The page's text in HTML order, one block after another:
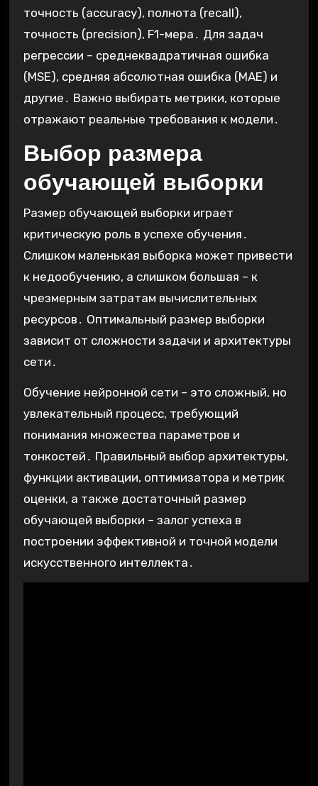
точность (accuracy), полнота (recall),
точность (precision), F1-мера․ Для задач
регрессии – среднеквадратичная ошибка
(MSE), средняя абсолютная ошибка (MAE) и
другие․ Важно выбирать метрики, которые
отражают реальные требования к модели․
Выбор размера
обучающей выборки
Размер обучающей выборки играет
критическую роль в успехе обучения․
Слишком маленькая выборка может привести
к недообучению, а слишком большая – к
чрезмерным затратам вычислительных
ресурсов․ Оптимальный размер выборки
зависит от сложности задачи и архитектуры
сети․
Обучение нейронной сети – это сложный, но
увлекательный процесс, требующий
понимания множества параметров и
тонкостей․ Правильный выбор архитектуры,
функции активации, оптимизатора и метрик
оценки, а также достаточный размер
обучающей выборки – залог успеха в
построении эффективной и точной модели
искусственного интеллекта․